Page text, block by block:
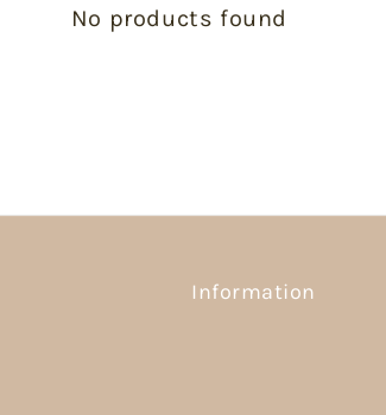
No products found
Information